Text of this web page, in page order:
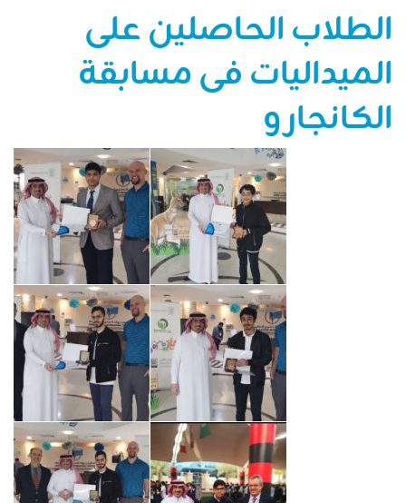
الطلاب الحاصلين على
الميداليات فى مسابقة
الكانجارو